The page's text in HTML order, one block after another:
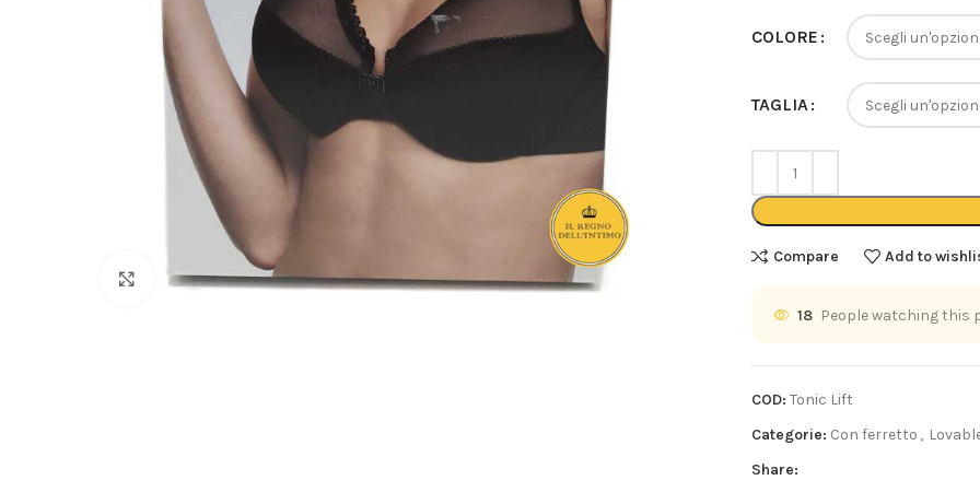
Click to enlarge
COLORE
TAGLIA
Compare Add to
18 People watching this
COD: Tonic Lift
Categorie: Con ferretto ,
Share: